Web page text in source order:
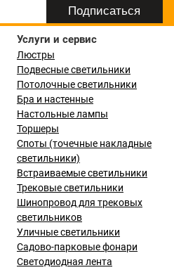
Услуги и сервис
Люстры
Подвесные светильники
Потолочные светильники
Бра и настенные
Настольные лампы
Торшеры
Споты (точечные накладные
светильники)
Встраиваемые светильники
Трековые светильники
Шинопровод для трековых
светильников
Уличные светильники
Садово-парковые фонари
Светодиодная лента